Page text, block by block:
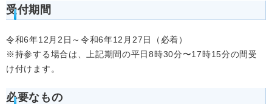
受付期間
令和6年12月2日～令和6年12月27日（必着）
※持参する場合は、上記期間の平日8時30分〜17時15分の間受
け付けます。
必要なもの